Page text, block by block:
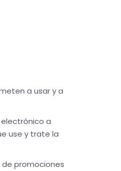
a usar y a
a
use y trate la
de promociones